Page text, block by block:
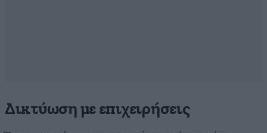
Δικτύωση με επιχειρήσεις